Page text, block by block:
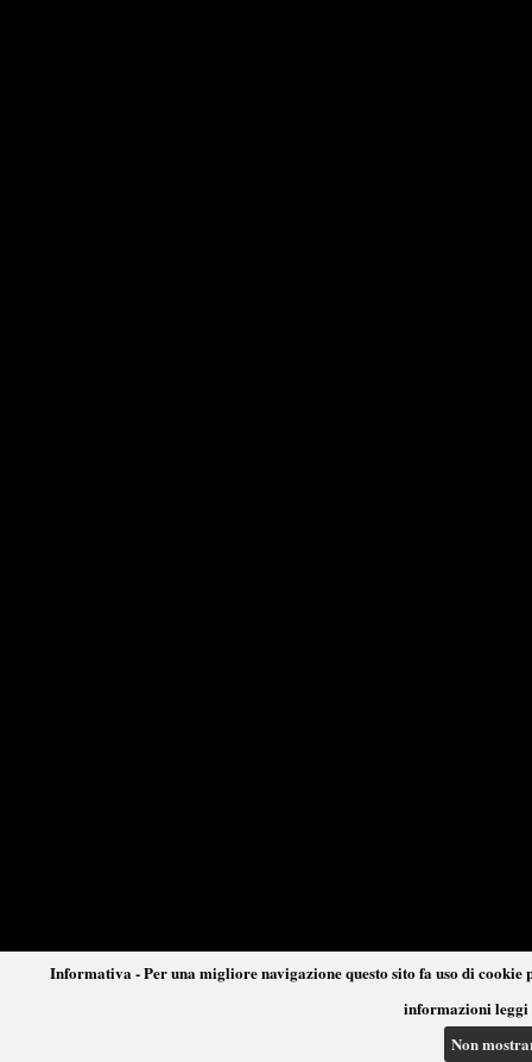
Informativa - Per una migliore navigazione questo sito fa uso di
informazioni leggi
Non